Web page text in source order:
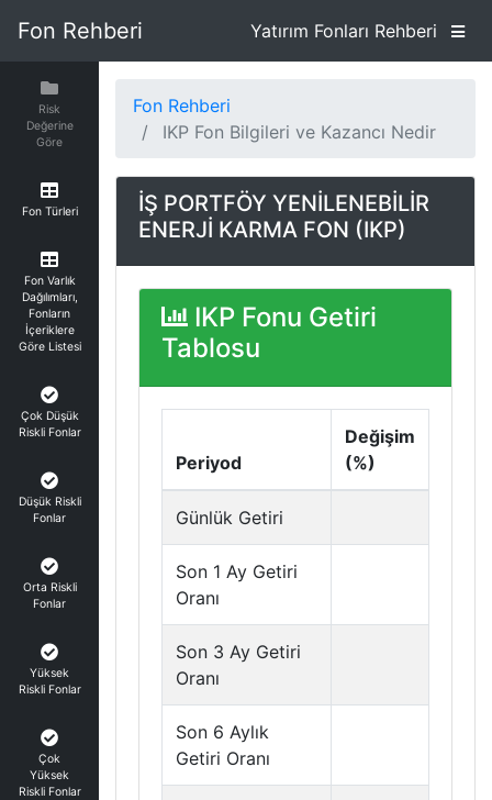
Fon Rehberi Yatırım Fonları Rehberi
Risk
Değerine
Göre
Fon Türleri
Fon Varlık
Dağılımları,
Fonların
İçeriklere
Göre Listesi
Çok Düşük
Riskli Fonlar
Düşük Riskli
Fonlar
Orta Riskli
Fonlar
Yüksek
Riskli Fonlar
Çok
Yüksek
Riskli Fonlar
Fon Rehberi
IKP Fon Bilgileri ve Kazancı Nedir
İŞ PORTFÖY YENİLENEBİLİR
ENERJİ KARMA FON (IKP)
IKP Fonu Getiri
Tablosu
Periyod
Değişim
(%)
Günlük Getiri
Son 1 Ay Getiri
Oranı
Son 3 Ay Getiri
Oranı
Son 6 Aylık
Getiri Oranı